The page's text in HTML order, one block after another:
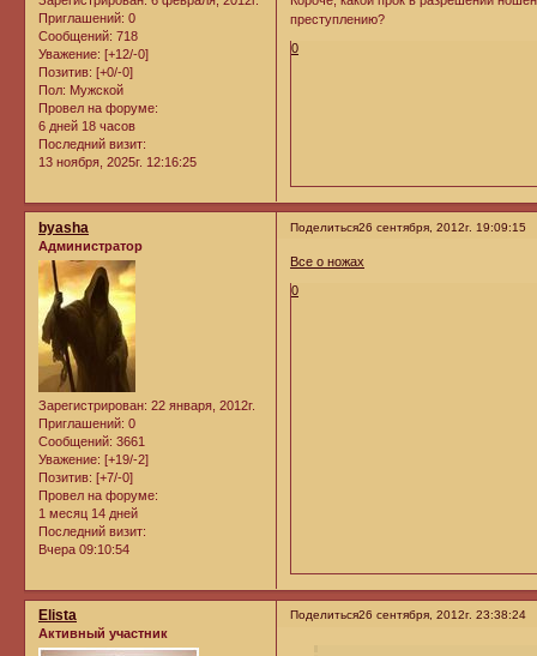
Приглашений: 0
Сообщений: 718
Уважение: [+12/-0]
Позитив: [+0/-0]
Пол: Мужской
Провел на форуме:
6 дней 18 часов
Последний визит:
13 ноября, 2025г. 12:16:25
преступлению?
0
Поделиться26 сентября, 2012г. 19:09:15
byasha
Администратор
Зарегистрирован: 22 января, 2012г.
Приглашений: 0
Сообщений: 3661
Уважение: [+19/-2]
Позитив: [+7/-0]
Провел на форуме:
1 месяц 14 дней
Последний визит:
Вчера 09:10:54
Все о ножах
0
Поделиться26 сентября, 2012г. 23:38:24
Elista
Активный участник